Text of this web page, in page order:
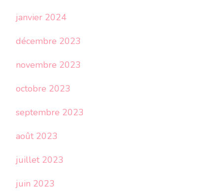
janvier 2024
décembre 2023
novembre 2023
octobre 2023
septembre 2023
août 2023
juillet 2023
juin 2023